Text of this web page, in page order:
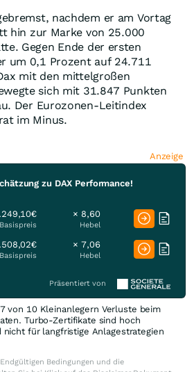
nachdem er am Vortag
hin zur Marke von 25.000
Gegen Ende der ersten
um 0,1 Prozent auf 24.711
mit den mittelgroßen
sich mit 31.847 Punkten
Der Eurozonen-Leitindex
im Minus.
Anzeige
zu DAX Performance!
Basispreis
× 8,60
Hebel
Basispreis
× 7,06
Hebel
Präsentiert von
von 10 Kleinanlegern Verluste beim
Turbo-Zertifikate sind hoch
nicht für langfristige Anlagestrategien
Bedingungen und die